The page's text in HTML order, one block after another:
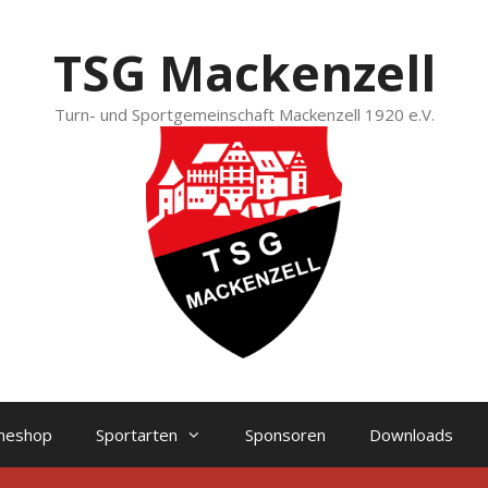
TSG Mackenzell
Turn- und Sportgemeinschaft Mackenzell 1920 e.V.
Sportarten Sponsoren Downloads